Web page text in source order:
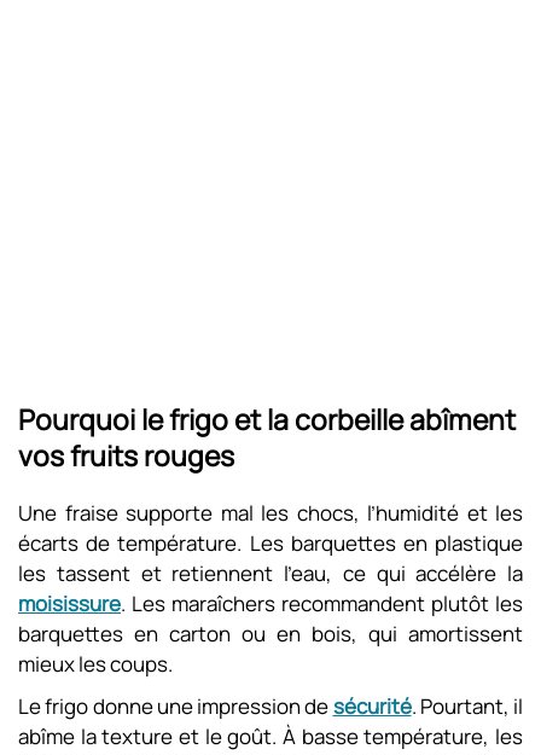
Pourquoi le frigo et la corbeille abîment
vos fruits rouges
Une fraise supporte mal les chocs, l’humidité et les
écarts de température. Les barquettes en plastique
les tassent et retiennent l’eau, ce qui accélère la
moisissure. Les maraîchers recommandent plutôt les
barquettes en carton ou en bois, qui amortissent
mieux les coups.
Le frigo donne une impression desécurité. Pourtant, il
abîme la texture et le goût. À basse température, les